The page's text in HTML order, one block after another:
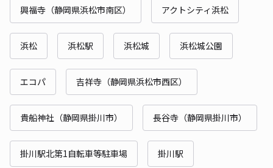
興福寺（静岡県浜松市南区） アクトシティ浜松
浜松 浜松駅 浜松城 浜松城公園
エコパ 吉祥寺（静岡県浜松市西区）
貴船神社（静岡県掛川市） 長谷寺（静岡県掛川市）
掛川駅北第1自転車等駐車場 掛川駅